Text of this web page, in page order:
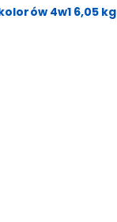
4w1 6,05 kg